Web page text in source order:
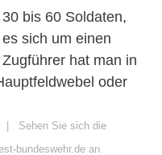
bis 60 Soldaten,
sich um einen
hat man in
oder
| Sehen Sie sich die
bundeswehr.de an